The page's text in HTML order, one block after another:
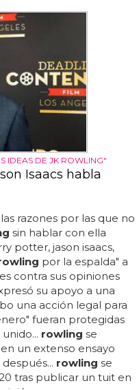
IDEAS DE JK ROWLING"
Isaacs habla
razones por las que no
sin hablar con ella
potter, jason isaacs,
por la espalda" a
contra sus opiniones
su apoyo a una
una acción legal para
fueran protegidas
rowling se
un extenso ensayo
rowling se
tras publicar un tuit en